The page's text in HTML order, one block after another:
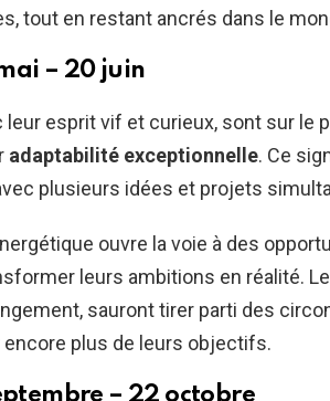
tout en restant ancrés dans le
– 20 juin
leur esprit vif et curieux, sont sur le
adaptabilité exceptionnelle. Ce
plusieurs idées et projets
ouvre la voie à des
leurs ambitions en réalité.
sauront tirer parti des
plus de leurs objectifs.
– 22 octobre